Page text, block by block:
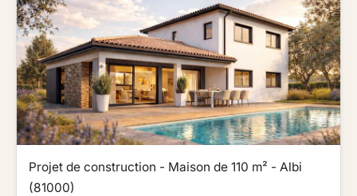
Projet de construction - Maison de 110 m² - Albi
(81000)